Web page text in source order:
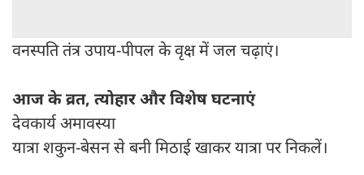
वनस्पति तंत्र उपाय-पीपल के वृक्ष में जल चढ़ाएं।
आज के व्रत, त्योहार और विशेष घटनाएं
देवकार्य अमावस्या
यात्रा शकुन-बेसन से बनी मिठाई खाकर यात्रा पर निकलें।